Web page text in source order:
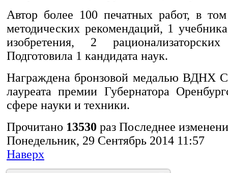
Автор более 100 печатных работ, в
методических рекомендаций, 1
изобретения, 2
Подготовила 1 кандидата наук.
Награждена бронзовой медалью ВДНХ
лауреата премии Губернатора
сфере науки и техники.
Прочитано 13530 раз Последнее
Понедельник, 29 Сентябрь 2014 11:57
Наверх